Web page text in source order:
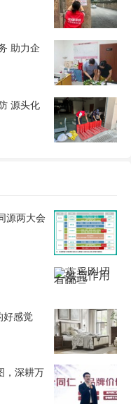
助力企
源头化
源两大会
好感觉
，深耕万